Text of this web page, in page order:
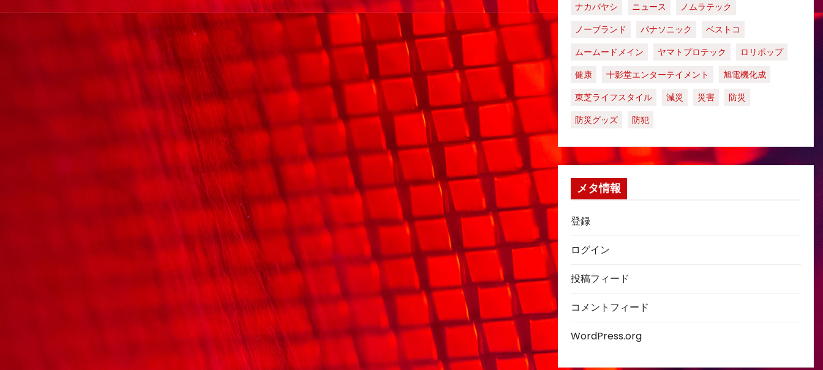
ナカバヤシ
ニュース
ノムラテック
ノーブランド
パナソニック
ベストコ
ムームードメイン
ヤマトプロテック
ロリポップ
健康
十影堂エンターテイメント
旭電機化成
東芝ライフスタイル
減災 災害
防災
防災グッズ
防犯
メタ情報
登録
ログイン
投稿フィード
コメントフィード
WordPress.org